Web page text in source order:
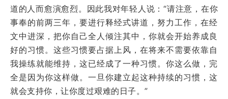
道的人而愈演愈烈。因此我对年轻人说：“请注意，在你
事奉的前两三年，要进行释经式讲道，努力工作，在经
文中进深，把你自己全人倾注其中，你就会开始养成良
好的习惯。这些习惯要占据上风，在将来不需要依靠自
我操练就能维持，这已经成了一种习惯。你这么做，完
全是因为你这样做。一旦你建立起这种持续的习惯，这
就会支持你，让你度过艰难的日子。”